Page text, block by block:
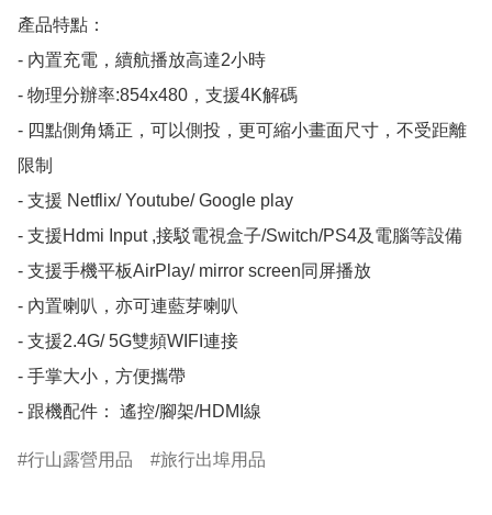
產品特點：
- 內置充電，續航播放高達2小時
- 物理分辦率:854x480，支援4K解碼
- 四點側角矯正，可以側投，更可縮小畫面尺寸，不受距離
限制
- 支援 Netflix/ Youtube/ Google play
- 支援Hdmi Input ,接駁電視盒子/Switch/PS4及電腦等設備
- 支援手機平板AirPlay/ mirror screen同屏播放
- 內置喇叭，亦可連藍芽喇叭
- 支援2.4G/ 5G雙頻WIFI連接
- 手掌大小，方便攜帶
- 跟機配件： 遙控/腳架/HDMI線
行山露營用品 旅行出埠用品